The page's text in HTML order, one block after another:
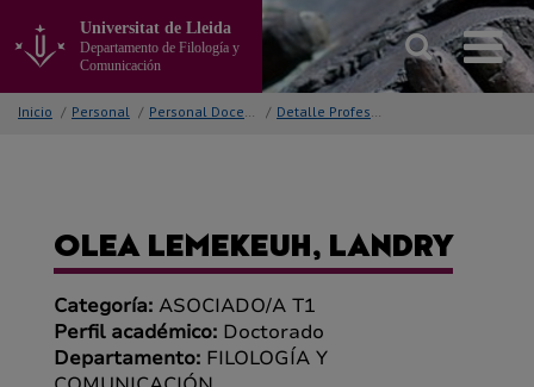
contenido
Universitat de Lleida
Departamento de Filología y
Comunicación
Inicio / Personal / Personal Docente / Detalle Profesor/a